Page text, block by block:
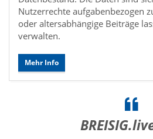
Nutzerrechte aufgabenbezogen
oder altersabhängige Beiträge
verwalten.
Mehr Info